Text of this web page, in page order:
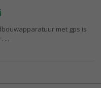
met gps is